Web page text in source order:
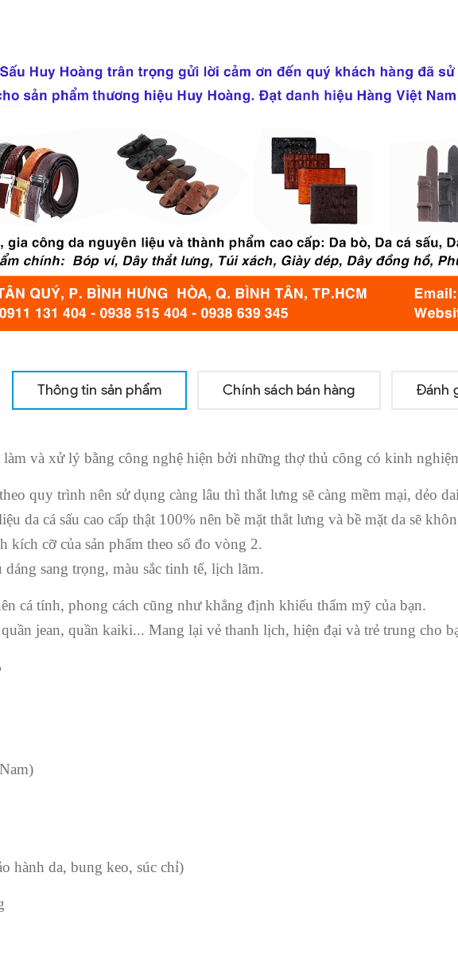
Thông tin sản phẩm Chính sách bán hàng Đánh
và xử lý bằng công nghệ hiện bởi những thợ thủ công có kinh
quy trình nên sử dụng càng lâu thì thắt lưng sẽ càng mềm mại, dẻo
da cá sấu cao cấp thật 100% nên bề mặt thắt lưng và bề mặt da sẽ
kích cỡ của sản phẩm theo số đo vòng 2.
sang trọng, màu sắc tinh tế, lịch lãm.
cá tính, phong cách cũng như khẳng định khiếu thẩm mỹ của bạn.
jean, quần kaiki... Mang lại vẻ thanh lịch, hiện đại và trẻ trung cho
hành da, bung keo, súc chỉ)